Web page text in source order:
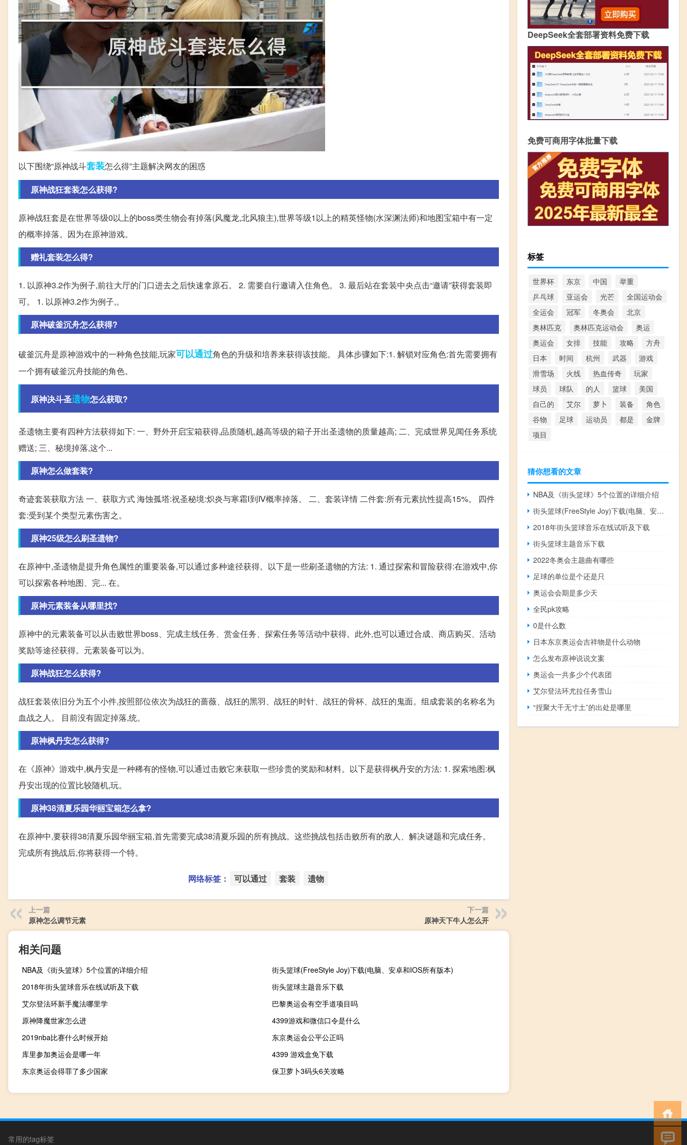
以下围绕“原神战斗套装怎么得”主题解决网友的困惑
原神战狂套装怎么获得?
原神战狂套是在世界等级0以上的boss类生物会有掉落(风魔龙,北风狼主),世界等级1以上的精英怪物(水深渊法师)和地图宝箱中有一定
的概率掉落。因为在原神游戏。
赠礼套装怎么得?
1. 以原神3.2作为例子,前往大厅的门口进去之后快速拿原石。 2. 需要自行邀请入住角色。 3. 最后站在套装中央点击“邀请”获得套装即
可。 1. 以原神3.2作为例子,。
原神破釜沉舟怎么获得?
破釜沉舟是原神游戏中的一种角色技能,玩家可以通过角色的升级和培养来获得该技能。 具体步骤如下:1. 解锁对应角色:首先需要拥有
一个拥有破釜沉舟技能的角色。
原神决斗圣遗物怎么获取?
圣遗物主要有四种方法获得如下: 一、野外开启宝箱获得,品质随机,越高等级的箱子开出圣遗物的质量越高; 二、完成世界见闻任务系统
赠送; 三、秘境掉落,这个...
原神怎么做套装?
奇迹套装获取方法 一、获取方式 海蚀孤塔:祝圣秘境:炽炎与寒霜Ⅰ到Ⅳ概率掉落。 二、套装详情 二件套:所有元素抗性提高15%。 四件
套:受到某个类型元素伤害之。
原神25级怎么刷圣遗物?
在原神中,圣遗物是提升角色属性的重要装备,可以通过多种途径获得。以下是一些刷圣遗物的方法: 1. 通过探索和冒险获得:在游戏中,你
可以探索各种地图、完... 在。
原神元素装备从哪里找?
原神中的元素装备可以从击败世界boss、完成主线任务、赏金任务、探索任务等活动中获得。此外,也可以通过合成、商店购买、活动
奖励等途径获得。元素装备可以为。
原神战狂怎么获得?
战狂套装依旧分为五个小件,按照部位依次为战狂的蔷薇、战狂的黑羽、战狂的时针、战狂的骨杯、战狂的鬼面。组成套装的名称名为
血战之人。 目前没有固定掉落,统。
原神枫丹安怎么获得?
在《原神》游戏中,枫丹安是一种稀有的怪物,可以通过击败它来获取一些珍贵的奖励和材料。以下是获得枫丹安的方法: 1. 探索地图:枫
丹安出现的位置比较随机,玩。
原神38清夏乐园华丽宝箱怎么拿?
在原神中,要获得38清夏乐园华丽宝箱,首先需要完成38清夏乐园的所有挑战。这些挑战包括击败所有的敌人、解决谜题和完成任务。
完成所有挑战后,你将获得一个特。
网络标签： 可以通过 套装 遗物
上一篇
原神怎么调节元素
下一篇
原神天下牛人怎么开
相关问题
NBA及《街头篮球》5个位置的详细介绍
街头篮球(FreeStyle Joy)下载(电脑、安卓和IOS所有版本)
2018年街头篮球音乐在线试听及下载
街头篮球主题音乐下载
艾尔登法环新手魔法哪里学
巴黎奥运会有空手道项目吗
原神降魔世家怎么进
4399游戏和微信口令是什么
2019nba比赛什么时候开始
东京奥运会公平公正吗
库里参加奥运会是哪一年
4399 游戏盒免下载
东京奥运会得罪了多少国家
保卫萝卜3码头6关攻略
DeepSeek全套部署资料免费下载
免费可商用字体批量下载
标签
世界杯 东京 中国
举重
乒乓球
亚运会 光芒
全国运动会
全运会
冠军 冬奥会
北京
奥林匹克
奥林匹克运动会
奥运
奥运会
女排 技能 攻略
方舟
日本
时间 杭州 武器
游戏
滑雪场
火线 热血传奇
玩家
球员
球队 的人 篮球
美国
自己的
艾尔 萝卜 装备
角色
谷物
足球 运动员 都是
金牌
项目
猜你想看的文章
NBA及《街头篮球》5个位置的详细介绍
街头篮球(FreeStyle Joy)下载(电脑、安卓和IOS所有版本)
2018年街头篮球音乐在线试听及下载
街头篮球主题音乐下载
2022冬奥会主题曲有哪些
足球的单位是个还是只
奥运会会期是多少天
全民pk攻略
0是什么数
日本东京奥运会吉祥物是什么动物
怎么发布原神说说文案
奥运会一共多少个代表团
艾尔登法环尤拉任务雪山
“捏聚大千无寸土”的出处是哪里
常用的tag标签